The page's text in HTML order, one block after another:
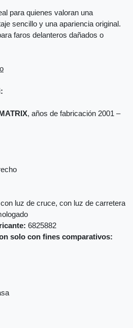
para quienes valoran una
sencillo y una apariencia original.
faros delanteros dañados o
, años de fabricación 2001 –
con luz de cruce, con luz de carretera
6825882
solo con fines comparativos: